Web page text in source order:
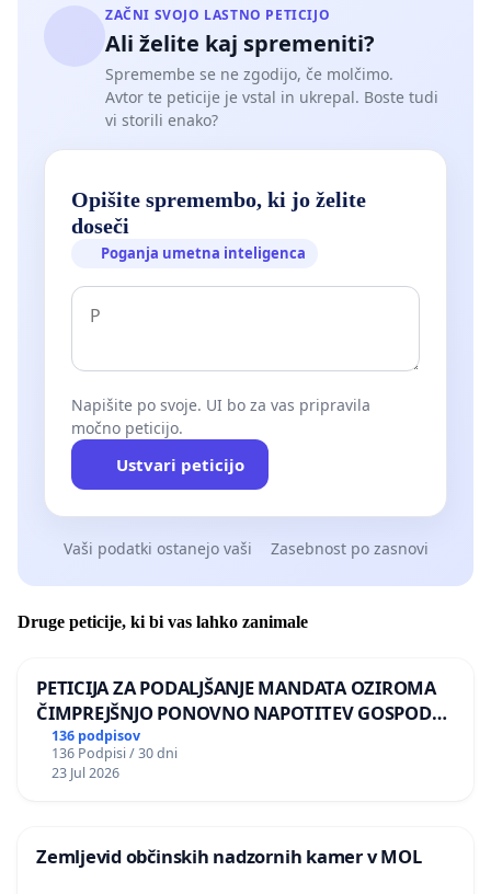
ZAČNI SVOJO LASTNO PETICIJO
Ali želite kaj spremeniti?
Spremembe se ne zgodijo, če molčimo.
Avtor te peticije je vstal in ukrepal. Boste tudi
vi storili enako?
Opišite spremembo, ki jo želite
doseči
Poganja umetna inteligenca
Napišite po svoje. UI bo za vas pripravila
močno peticijo.
Ustvari peticijo
Vaši podatki ostanejo vaši Zasebnost po zasnovi
Druge peticije, ki bi vas lahko zanimale
PETICIJA ZA PODALJŠANJE MANDATA OZIROMA
ČIMPREJŠNJO PONOVNO NAPOTITEV GOSPODA
BERNARDA ŠRAJNERJA NA VELEPOSLANIŠTVO
REPUBLIKE SLOVENIJE V MOSKVI
136 podpisov
136 Podpisi / 30 dni
23 Jul 2026
Zemljevid občinskih nadzornih kamer v MOL